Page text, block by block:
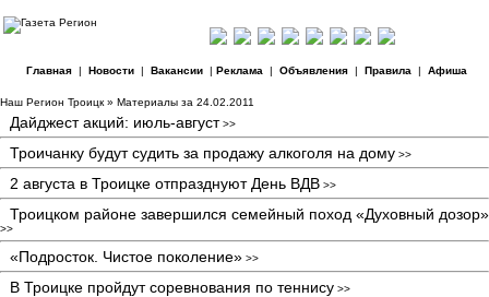
Главная| Новости| Вакансии| Реклама | Объявления| Правила | Афиша
Наш Регион Троицк » Материалы за 24.02.2011
Дайджест акций: июль-август>>
Троичанку будут судить за продажу алкоголя на дому >>
2 августа в Троицке отпразднуют День ВДВ >>
Троицком районе завершился семейный поход «Духовный дозор»
>>
«Подросток. Чистое поколение» >>
В Троицке пройдут соревнования по теннису >>